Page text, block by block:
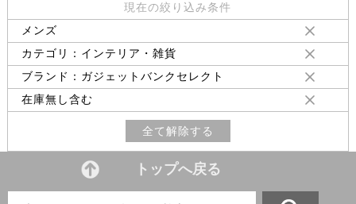
現在の絞り込み条件
メンズ
カテゴリ：インテリア・雑貨
ブランド：ガジェットバンクセレクト
在庫無し含む
全て解除する
トップへ戻る